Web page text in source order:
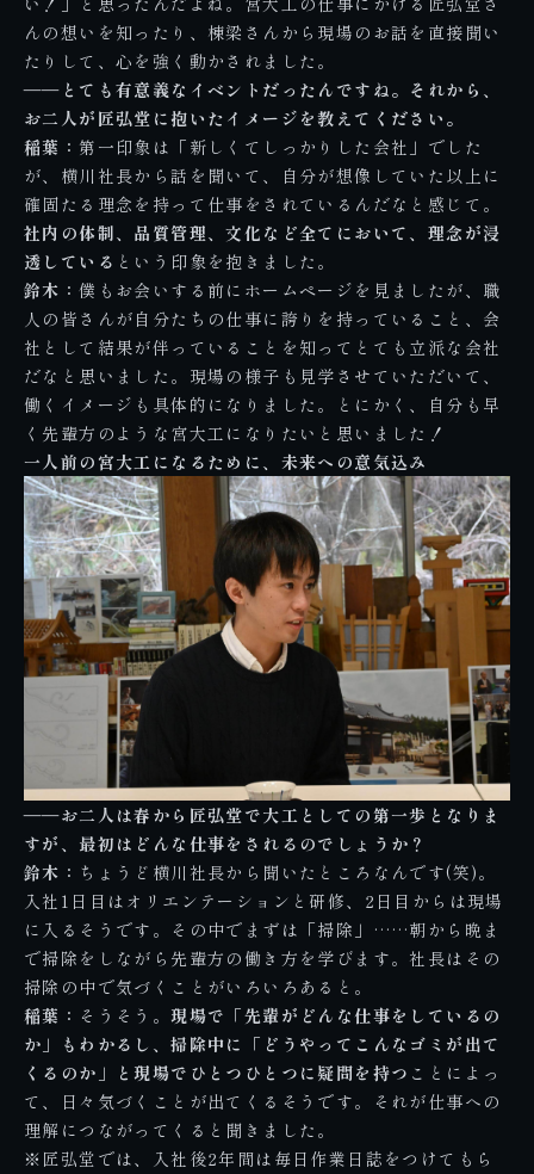
んの想いを知ったり、棟梁さんから現場のお話を直接聞い
たりして、心を強く動かされました。
――とても有意義なイベントだったんですね。それから、
お二人が匠弘堂に抱いたイメージを教えてください。
稲葉：第一印象は「新しくてしっかりした会社」でした
が、横川社長から話を聞いて、自分が想像していた以上に
確固たる理念を持って仕事をされているんだなと感じて。
社内の体制、品質管理、文化など全てにおいて、理念が浸
透している という印象を抱きました。
鈴木：僕もお会いする前にホームページを見ましたが、職
人の皆さんが自分たちの仕事に誇りを持っていること、会
社として結果が伴っていることを知ってとても立派な会社
だなと思いました。現場の様子も見学させていただいて、
働くイメージも具体的になりました。とにかく、自分も早
く先輩方のような宮大工になりたいと思いました！
一人前の宮大工になるために、未来への意気込み
――お二人は春から匠弘堂で大工としての第一歩となりま
すが、最初はどんな仕事をされるのでしょうか？
鈴木： ちょうど横川社長から聞いたところなんです(笑)。
入社1日目はオリエンテーションと研修、2日目からは現場
に入るそうです。その中でまずは「掃除」……朝から晩ま
で掃除をしながら先輩方の働き方を学びます。社長はその
掃除の中で気づくことがいろいろあると。
稲葉： そうそう。現場で「先輩がどんな仕事をしているの
か」もわかるし、掃除中に「どうやってこんなゴミが出て
くるのか」と現場でひとつひとつに疑問を持つ ことによっ
て、日々気づくことが出てくるそうです。それが仕事への
理解につながってくると聞きました。
※匠弘堂では、入社後2年間は毎日作業日誌をつけてもら